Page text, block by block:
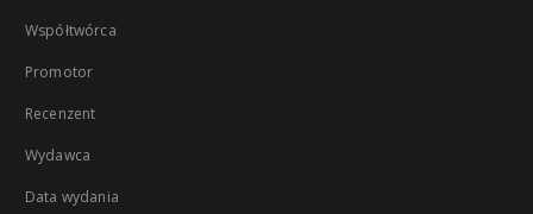
Współtwórca
Promotor
Recenzent
Wydawca
Data wydania